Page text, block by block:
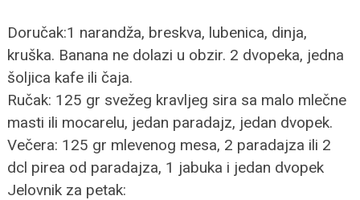
Doručak:1 narandža, breskva, lubenica, dinja,
kruška. Banana ne dolazi u obzir. 2 dvopeka, jedna
šoljica kafe ili čaja.
Ručak: 125 gr svežeg kravljeg sira sa malo mlečne
masti ili mocarelu, jedan paradajz, jedan dvopek.
Večera: 125 gr mlevenog mesa, 2 paradajza ili 2
dcl pirea od paradajza, 1 jabuka i jedan dvopek
Jelovnik za petak: